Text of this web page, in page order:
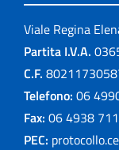
Viale Regina
Partita I.V.A.
C.F.
Telefono: 06
Fax: 06 4938
PEC: